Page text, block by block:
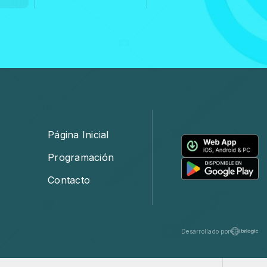
Página Inicial
Programación
Contacto
Desarrollado por